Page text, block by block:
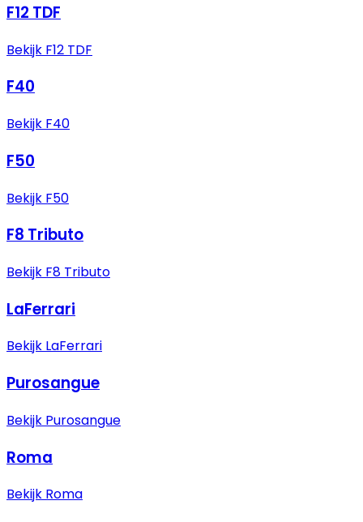
F12 TDF
Bekijk F12 TDF
F40
Bekijk F40
F50
Bekijk F50
F8 Tributo
Bekijk F8 Tributo
LaFerrari
Bekijk LaFerrari
Purosangue
Bekijk Purosangue
Roma
Bekijk Roma